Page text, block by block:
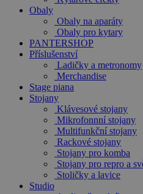
Obaly
Obaly na aparáty
Obaly pro kytary
PANTERSHOP
Příslušenství
Ladičky a metronomy
Merchandise
Stage piana
Stojany
Klávesové stojany
Mikrofonnní stojany
Multifunkční stojany
Rackové stojany
Stojany pro komba
Stojany pro repro a
Stoličky a lavice
Studio